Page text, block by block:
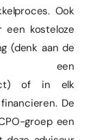
Ook
een kosteloze
(denk aan de
een
of in elk
De
groep een